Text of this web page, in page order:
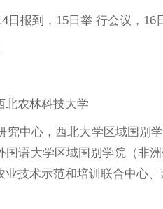
日报到，15日举 行会议，16
北农林科技大学
中心，西北大学区域国别
语大学区域国别学院（非
技术示范和培训联合中心